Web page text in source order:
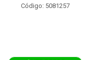
Código: 5081257